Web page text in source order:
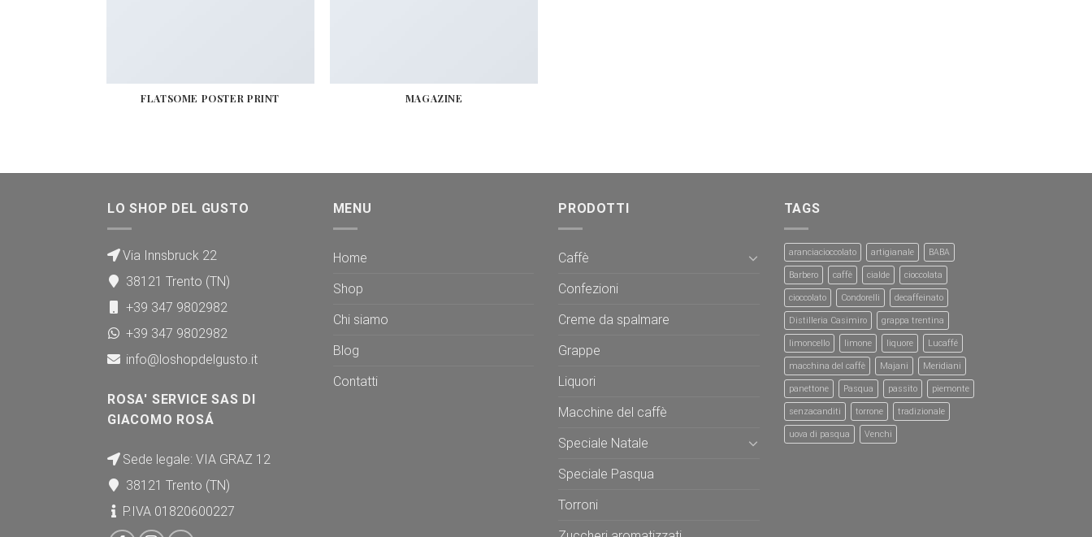
FLATSOME POSTER PRINT MAGAZINE
LO SHOP DEL GUSTO
Via Innsbruck 22
38121 Trento (TN)
+39 347 9802982
+39 347 9802982
info@loshopdelgusto.it
ROSA' SERVICE SAS DI
GIACOMO ROSÁ
Sede legale: VIA GRAZ 12
38121 Trento (TN)
P.IVA 01820600227
MENU
Home
Shop
Chi siamo
Blog
Contatti
PRODOTTI
Caffè
Confezioni
Creme da spalmare
Grappe
Liquori
Macchine del caffè
Speciale Natale
Speciale Pasqua
Torroni
TAGS
aranciacioccolato artigianale BABA
Barbero caffè cialde cioccolata
cioccolato Condorelli decaffeinato
Distilleria Casimiro grappa trentina
limoncello limone liquore Lucaffé
macchina del caffè Majani Meridiani
panettone Pasqua passito piemonte
senzacanditi torrone tradizionale
uova di pasqua Venchi